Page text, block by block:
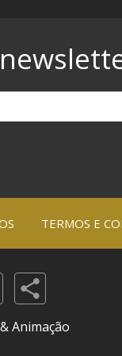
TERMOS E
Animação